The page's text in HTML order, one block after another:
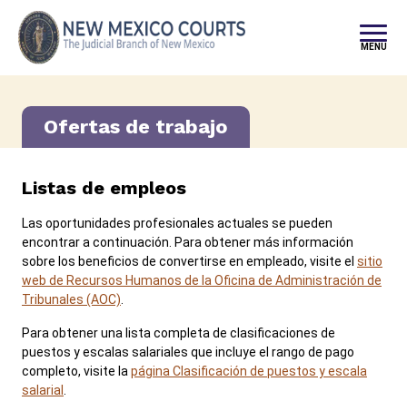
Saltar al contenido
MENU
Ofertas de trabajo
Listas de empleos
Las oportunidades profesionales actuales se pueden
encontrar a continuación. Para obtener más información
sobre los beneficios de convertirse en empleado, visite el sitio
web de Recursos Humanos de la Oficina de Administración de
Tribunales (AOC)
Para obtener una lista completa de clasificaciones de
puestos y escalas salariales que incluye el rango de pago
completo, visite la página Clasificación de puestos y escala
salarial